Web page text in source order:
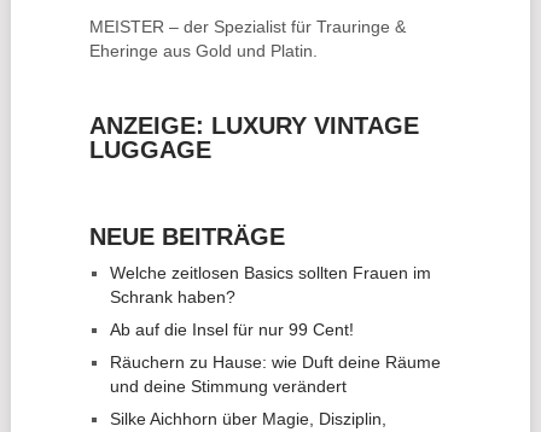
MEISTER – der Spezialist für Trauringe &
Eheringe aus Gold und Platin.
ANZEIGE: LUXURY VINTAGE
LUGGAGE
NEUE BEITRÄGE
Welche zeitlosen Basics sollten Frauen im
Schrank haben?
Ab auf die Insel für nur 99 Cent!
Räuchern zu Hause: wie Duft deine Räume
und deine Stimmung verändert
Silke Aichhorn über Magie, Disziplin,